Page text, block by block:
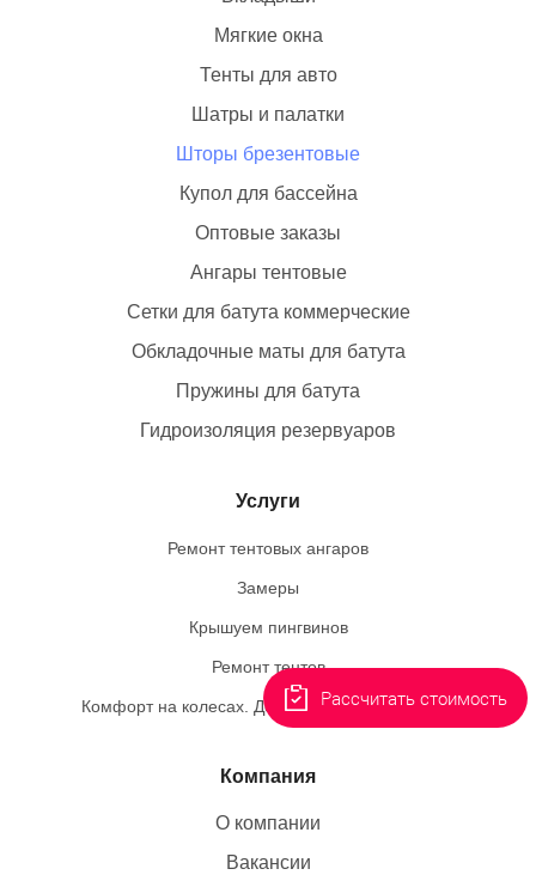
Мягкие окна
Тенты для авто
Шатры и палатки
Шторы брезентовые
Купол для бассейна
Оптовые заказы
Ангары тентовые
Сетки для батута коммерческие
Обкладочные маты для батута
Пружины для батута
Гидроизоляция резервуаров
Услуги
Ремонт тентовых ангаров
Замеры
Крышуем пингвинов
Ремонт тентов
Комфорт на колесах. Делаем необычный заказ
Компания
О компании
Вакансии
Рассчитать стоимость